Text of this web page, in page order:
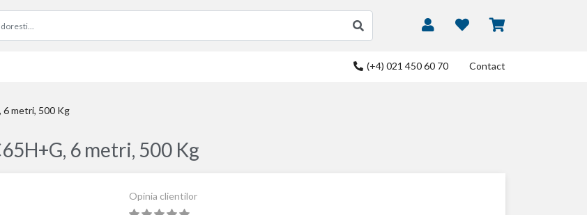
(+4) 021 450 60 70 Contact
metri, 500 Kg
6 metri, 500 Kg
Opinia clientilor